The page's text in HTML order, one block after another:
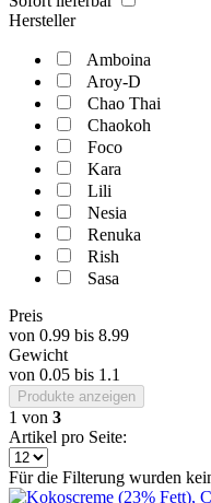
Hersteller
Amboina
Aroy-D
Chao Thai
Chaokoh
Foco
Kara
Lili
Nesia
Renuka
Rish
Sasa
Preis
von 0.99 bis 8.99
Gewicht
von 0.05 bis 1.1
Produkte anzeigen
1 von 3
Artikel pro Seite:
Für die Filterung wurden